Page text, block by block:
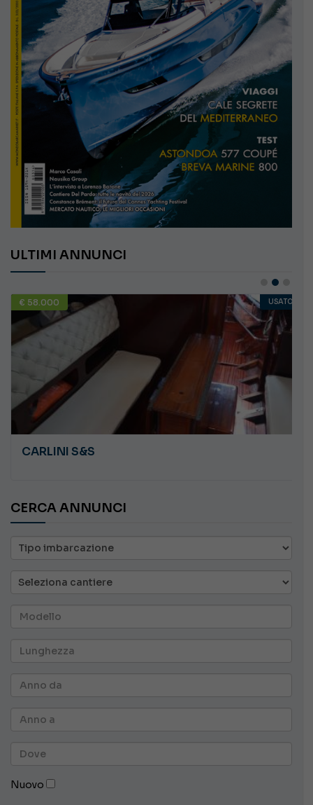
ULTIMI ANNUNCI
€ 58.000 USATO
CARLINI S&S
CERCA ANNUNCI
Nuovo